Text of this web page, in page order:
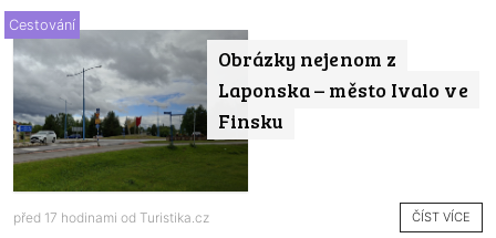
Obrázky nejenom z
Laponska – město Ivalo ve
Finsku
Cestování
před 17 hodinami od Turistika.cz ČÍST VÍCE